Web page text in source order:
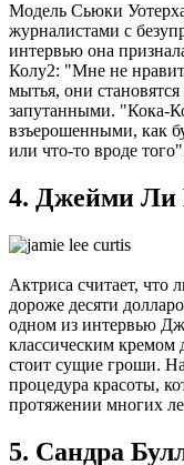
Модель Сьюки
журналистами с
интервью она
Колу2: "Мне не
мытья, они
запутанными. "Кока-
взъерошенными, как
или что-то вроде
4. Джейми Ли
Актриса считает, что
дороже десяти
одном из интервью
классическим кремом
стоит сущие гроши.
процедура красоты,
протяжении многих
5. Сандра